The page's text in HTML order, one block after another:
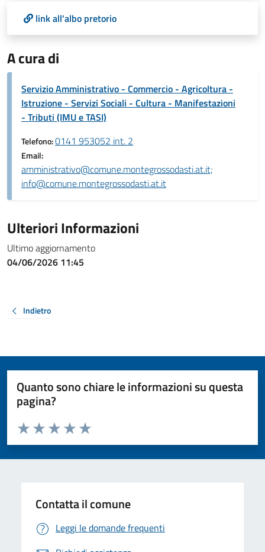
link all'albo pretorio
A cura di
Servizio Amministrativo - Commercio - Agricoltura -
Istruzione - Servizi Sociali - Cultura - Manifestazioni
- Tributi (IMU e TASI)
Telefono:0141 953052 int. 2
Email:
amministrativo@comune.montegrossodasti.at.it;
info@comune.montegrossodasti.at.it
Ulteriori Informazioni
Ultimo aggiornamento
04/06/2026 11:45
Indietro
Quanto sono chiare le informazioni su questa
pagina?
Valuta da 1 a 5 stelle la pagina
Valuta 5 stelle su 5
Valuta 4 stelle su 5
Valuta 3 stelle su 5
Valuta 2 stelle su 5
Valuta 1 stelle su 5
Contatta il comune
Leggi le domande frequenti